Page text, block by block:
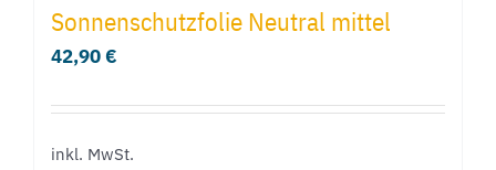
Sonnenschutzfolie Neutral mittel
42,90€
inkl. MwSt.